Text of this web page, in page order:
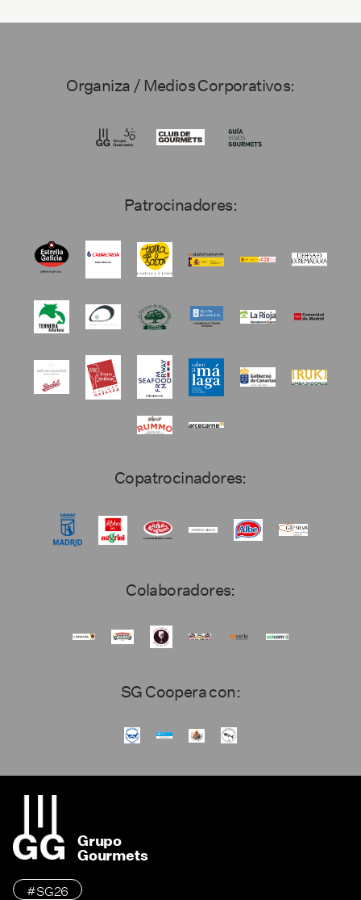
Organiza / Medios Corporativos:
Patrocinadores:
Copatrocinadores:
Colaboradores:
SG Coopera con:
Grupo
Gourmets
#SG26